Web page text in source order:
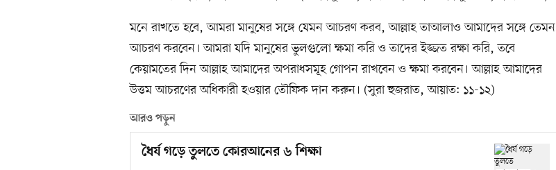
মনে রাখতে হবে, আমরা মানুষের সঙ্গে যেমন আচরণ করব, আল্লাহ তাআলাও আমাদের সঙ্গে তেমন
আচরণ করবেন। আমরা যদি মানুষের ভুলগুলো ক্ষমা করি ও তাদের ইজ্জত রক্ষা করি, তবে
কেয়ামতের দিন আল্লাহ আমাদের অপরাধসমূহ গোপন রাখবেন ও ক্ষমা করবেন। আল্লাহ আমাদের
উত্তম আচরণের অধিকারী হওয়ার তৌফিক দান করুন। (সুরা হুজরাত, আয়াত: ১১-১২)
আরও পড়ুন
ধৈর্য গড়ে তুলতে কোরআনের ৬ শিক্ষা